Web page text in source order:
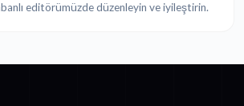
editörümüzde düzenleyin ve iyileştirin.